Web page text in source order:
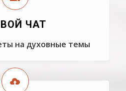
ЧАТ
на духовные темы